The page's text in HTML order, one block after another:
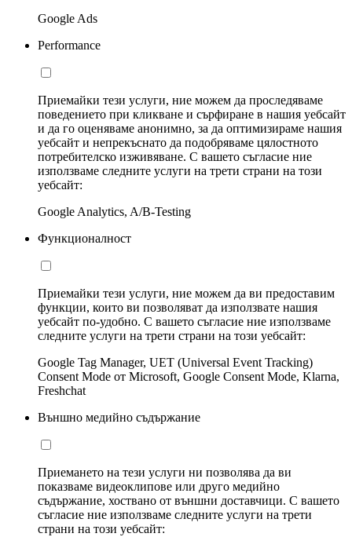
Google Ads
Performance
Приемайки тези услуги, ние можем да проследяваме
поведението при кликване и сърфиране в нашия уебсайт
и да го оценяваме анонимно, за да оптимизираме нашия
уебсайт и непрекъснато да подобряваме цялостното
потребителско изживяване. С вашето съгласие ние
използваме следните услуги на трети страни на този
уебсайт:
Google Analytics, A/B-Testing
Функционалност
Приемайки тези услуги, ние можем да ви предоставим
функции, които ви позволяват да използвате нашия
уебсайт по-удобно. С вашето съгласие ние използваме
следните услуги на трети страни на този уебсайт:
Google Tag Manager, UET (Universal Event Tracking)
Consent Mode от Microsoft, Google Consent Mode, Klarna,
Freshchat
Външно медийно съдържание
Приемането на тези услуги ни позволява да ви
показваме видеоклипове или друго медийно
съдържание, хоствано от външни доставчици. С вашето
съгласие ние използваме следните услуги на трети
страни на този уебсайт: